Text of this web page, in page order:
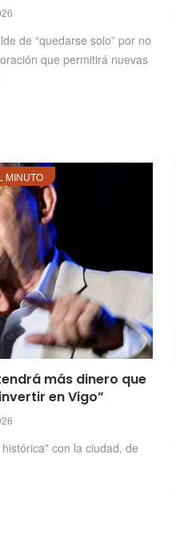
de “quedarse solo” por no
que permitirá nuevas
MINUTO
más dinero que
en Vigo”
con la ciudad, de